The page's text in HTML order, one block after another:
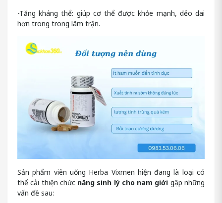
-Tăng kháng thể: giúp cơ thể được khỏe mạnh, dẻo dai
hơn trong trong lâm trận.
Sản phẩm viên uống Herba Vixmen hiện đang là loại có
thể cải thiện chức năng sinh lý cho nam giới gặp những
vấn đề sau: